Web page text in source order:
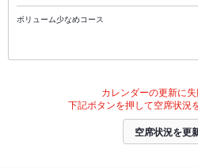
ボリューム少なめコース
カレンダーの更新に失
下記ボタンを押して空席状況
空席状況を更